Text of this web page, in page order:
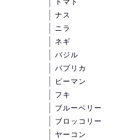
ナス
ニラ
ネギ
バジル
パプリカ
ピーマン
フキ
ブルーベリー
ブロッコリー
ヤーコン